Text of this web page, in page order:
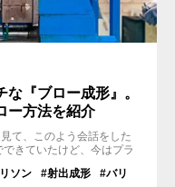
『ブロー成形』。
ー方法を紹介
て、このよう会話をした
きていたけど、今はプラ
・・・ この様に色々な物
ソン #射出成形
#バリ